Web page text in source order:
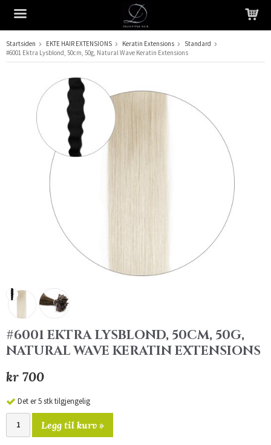
Produktet har blitt lagt til i handlekurven din
Startsiden EKTE HAIR EXTENSIONS Keratin Extensions
Standard
#6001 Ektra Lysblond, 50cm, 50g, Natural Wave Keratin Extensions
#6001 EKTRA LYSBLOND, 50CM, 50G,
NATURAL WAVE KERATIN EXTENSIONS
kr 700
Det er 5 stk tilgjengelig
Legg til kurv »